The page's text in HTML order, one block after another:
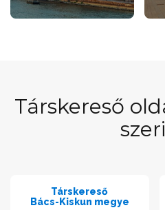
Társkereső
Társkereső
Bács-Kiskun megye